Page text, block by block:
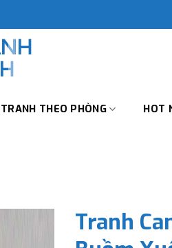
TRANH THEO PHÒNG HOT
Tranh